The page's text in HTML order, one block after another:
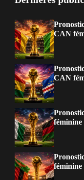
CAN
CAN
féminine
féminine